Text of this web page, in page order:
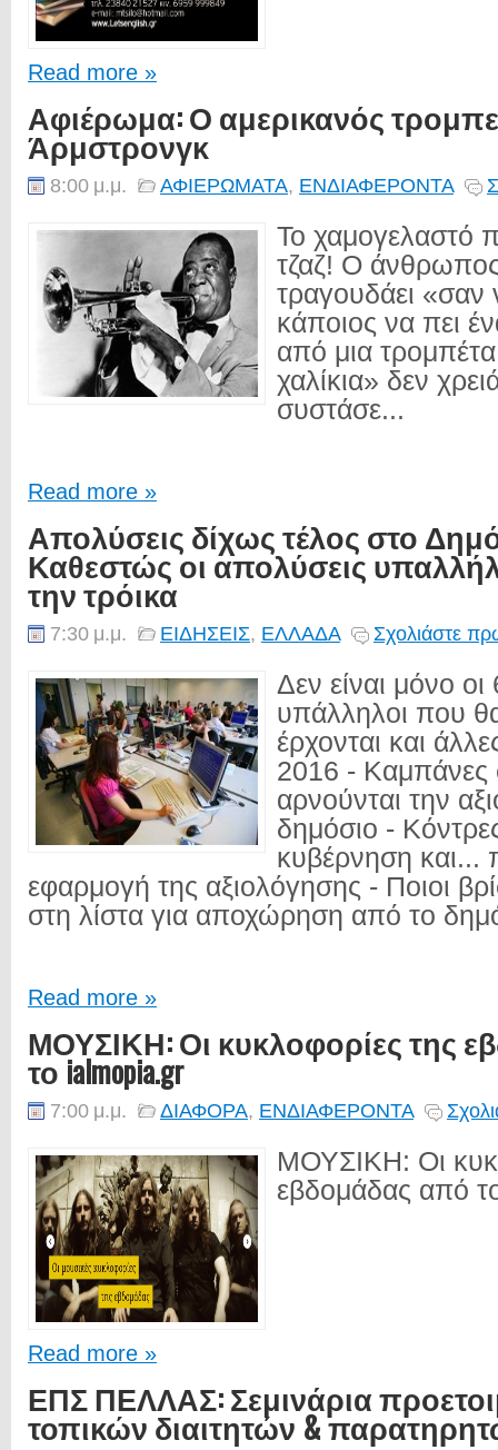
Read more »
Αφιέρωμα: Ο αμερικανός
Άρμστρονγκ
8:00 μ.μ. ΑΦΙΕΡΩΜΑΤΑ, ΕΝΔΙΑΦΕΡΟΝΤΑ
Το χαμογελαστό
τζαζ! Ο
τραγουδάει
κάποιος να πει
από μια
χαλίκια» δεν
συστάσε...
Read more »
Απολύσεις δίχως τέλος στο
Καθεστώς οι απολύσεις
την τρόικα
7:30 μ.μ. ΕΙΔΗΣΕΙΣ, ΕΛΛΑΔΑ Σχολιάστε
Δεν είναι μόνο
υπάλληλοι που
έρχονται και
2016 - Καμπάνες
αρνούνται την
δημόσιο -
κυβέρνηση και...
εφαρμογή της αξιολόγησης - Ποιοι
στη λίστα για αποχώρηση από το
Read more »
ΜΟΥΣΙΚΗ: Οι κυκλοφορίες της
το ialmopia.gr
7:00 μ.μ. ΔΙΑΦΟΡΑ, ΕΝΔΙΑΦΕΡΟΝΤΑ
ΜΟΥΣΙΚΗ: Οι
εβδομάδας από
Read more »
ΕΠΣ ΠΕΛΛΑΣ: Σεμινάρια
τοπικών διαιτητών &